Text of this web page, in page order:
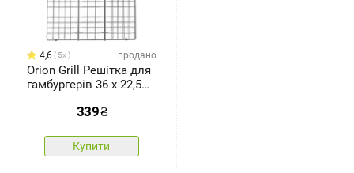
4,6 5x продано
Orion Grill Решітка для
гамбургерів 36 х 22,5
339₴
Купити